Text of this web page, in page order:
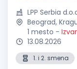
LPP Serbia
Beograd,
1 mesto -
13.08.2026
1. i 2. smena